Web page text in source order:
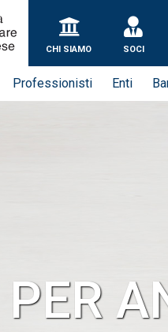
CHI SIAMO SOCI
Professionisti Enti